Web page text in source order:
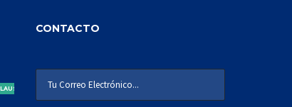
CONTACTO